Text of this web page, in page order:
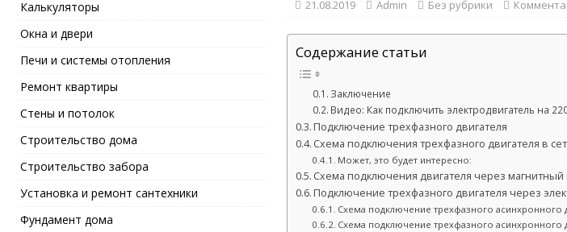
21.08.2019 Admin Без рубрики
Содержание статьи
Заключение
Видео: Как подключить электродвигатель на
Подключение трехфазного двигателя
Схема подключения трехфазного двигателя в
Может, это будет интересно:
Схема подключения двигателя через магнитный
Подключение трехфазного двигателя через
Схема подключение трехфазного асинхронного
Схема подключение трехфазного асинхронного
Калькуляторы
Окна и двери
Печи и системы отопления
Ремонт квартиры
Стены и потолок
Строительство дома
Строительство забора
Установка и ремонт сантехники
Фундамент дома